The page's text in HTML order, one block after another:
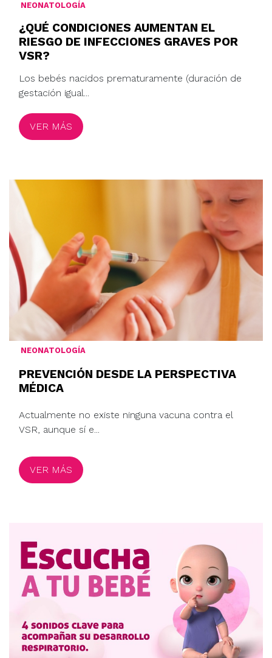
NEONATOLOGÍA
¿QUÉ CONDICIONES AUMENTAN EL
RIESGO DE INFECCIONES GRAVES POR
VSR?
Los bebés nacidos prematuramente (duración de
gestación igual...
VER MÁS
NEONATOLOGÍA
PREVENCIÓN DESDE LA PERSPECTIVA
MÉDICA
Actualmente no existe ninguna vacuna contra el
VSR, aunque sí e...
VER MÁS